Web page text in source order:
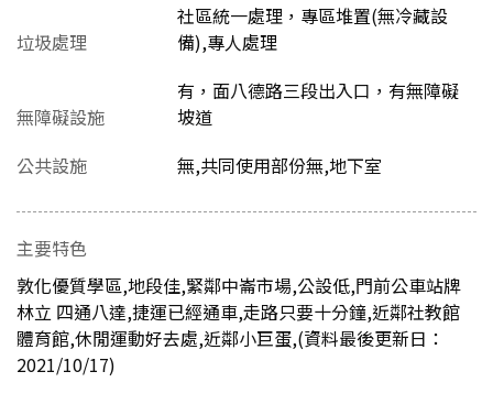
垃圾處理
社區統一處理，專區堆置(無冷藏設
備),專人處理
無障礙設施
有，面八德路三段出入口，有無障礙
坡道
公共設施
無,共同使用部份無,地下室
主要特色
敦化優質學區,地段佳,緊鄰中崙市場,公設低,門前公車站牌
林立 四通八達,捷運已經通車,走路只要十分鐘,近鄰社教館
體育館,休閒運動好去處,近鄰小巨蛋,(資料最後更新日：
2021/10/17)